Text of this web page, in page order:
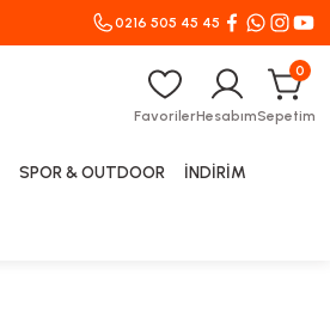
0216 505 45 45
FavorilerHesabımSepetim
0
SPOR & OUTDOOR İNDİRİM